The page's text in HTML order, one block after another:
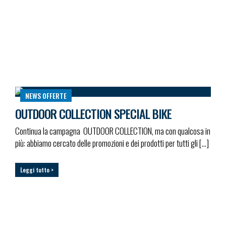
NEWSOFFERTE
OUTDOOR COLLECTION SPECIAL BIKE
Continua la campagna OUTDOOR COLLECTION, ma con qualcosa in
più: abbiamo cercato delle promozioni e dei prodotti per tutti gli […]
Leggi tutto >